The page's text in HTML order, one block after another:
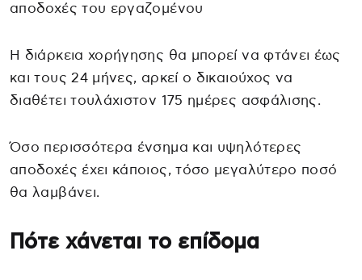
αποδοχές του εργαζομένου
Η διάρκεια χορήγησης θα μπορεί να φτάνει έως
και τους 24 μήνες, αρκεί ο δικαιούχος να
διαθέτει τουλάχιστον 175 ημέρες ασφάλισης.
Όσο περισσότερα ένσημα και υψηλότερες
αποδοχές έχει κάποιος, τόσο μεγαλύτερο ποσό
θα λαμβάνει.
Πότε χάνεται το επίδομα